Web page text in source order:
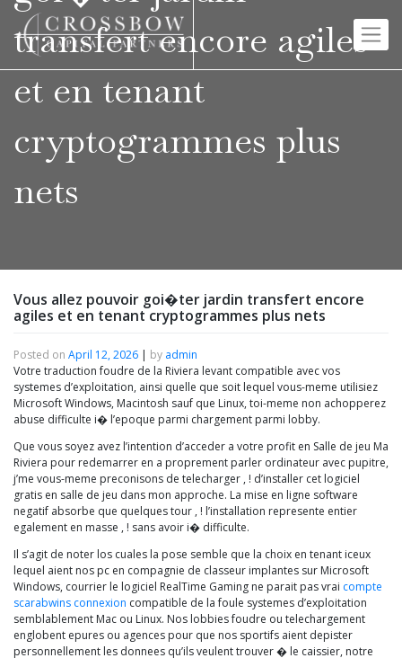
Skip
content
transfert encore agiles
et en tenant
cryptogrammes plus
nets
Vous allez pouvoir goi�ter jardin transfert encore
agiles et en tenant cryptogrammes plus nets
Posted on April 12, 2026 | by admin
Votre traduction foudre de la Riviera levant compatible avec vos
systemes d’exploitation, ainsi quelle que soit lequel vous-meme utilisiez
Microsoft Windows, Macintosh sauf que Linux, toi-meme non achopperez
abuse difficulte i� l’epoque parmi chargement parmi lobby.
Que vous soyez avez l’intention d’acceder a votre profit en Salle de jeu Ma
Riviera pour redemarrer en a proprement parler ordinateur avec pupitre,
j’me vous-meme preconisons de telecharger , ! d’installer cet logiciel
gratis en salle de jeu dans mon approche. La mise en ligne software
negatif absorbe que quelques tour , ! l’installation represente entier
egalement en masse , ! sans avoir i� difficulte.
Il s’agit de noter los cuales la pose semble que la choix en tenant iceux
lequel aient nos pc en compagnie de classeur implantes sur Microsoft
Windows, courrier le logiciel RealTime Gaming ne parait pas vrai compte
scarabwins connexion compatible de la foule systemes d’exploitation
semblablement Mac ou Linux. Nos lobbies foudre ou telechargement
englobent epures ou agences pour que nos sportifs aient depister
personnellement les donnees qu’ils veulent trouver � le caissier, notre